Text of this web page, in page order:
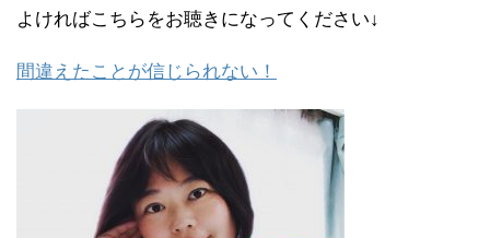
よければこちらをお聴きになってください↓
間違えたことが信じられない！